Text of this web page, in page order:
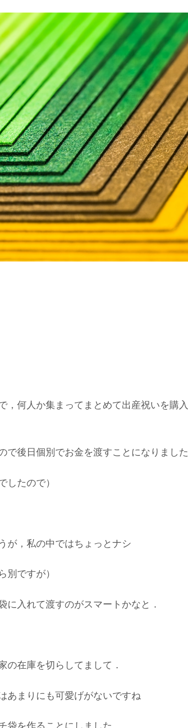
，何人か集まってまとめて出産祝いを購
で後日個別でお金を渡すことになりました
したので）
が，私の中ではちょっとナシ
別ですが）
入れて渡すのがスマートかなと．
の在庫を切らしてまして．
あまりにも可愛げがないですね